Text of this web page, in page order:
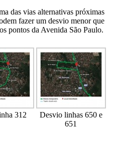
das vias alternativas próximas
fazer um desvio menor que
pontos da Avenida São Paulo.
312
Desvio linhas 650 e
651